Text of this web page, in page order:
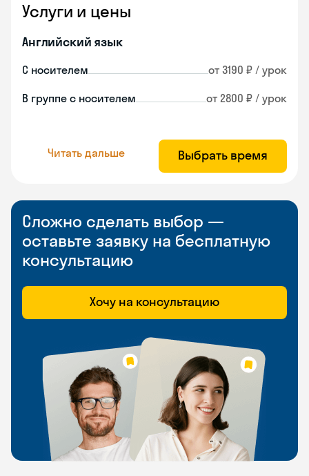
Услуги и цены
Английский язык
С носителем от 3190 ₽ / урок
В группе с носителем от 2800 ₽ / урок
Читать дальше Выбрать время
Сложно сделать выбор —
оставьте заявку на бесплатную
консультацию
Хочу на консультацию